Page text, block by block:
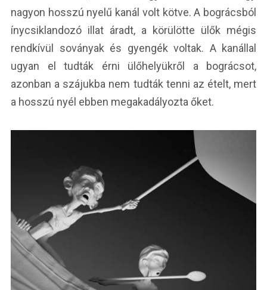
nagyon hosszú nyelű kanál volt kötve. A bográcsból
ínycsiklandozó illat áradt, a körülötte ülők mégis
rendkívül soványak és gyengék voltak. A kanállal
ugyan el tudták érni ülőhelyükről a bográcsot,
azonban a szájukba nem tudták tenni az ételt, mert
a hosszú nyél ebben megakadályozta őket.